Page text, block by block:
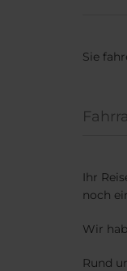
Sie
Ihr
noch
Wir
Rund